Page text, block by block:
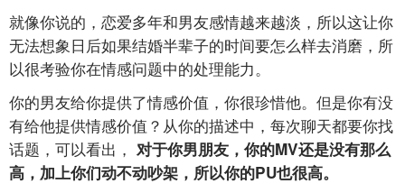
就像你说的，恋爱多年和男友感情越来越淡，所以这让你
无法想象日后如果结婚半辈子的时间要怎么样去消磨，所
以很考验你在情感问题中的处理能力。
你的男友给你提供了情感价值，你很珍惜他。但是你有没
有给他提供情感价值？从你的描述中，每次聊天都要你找
话题，可以看出， 对于你男朋友，你的MV还是没有那么
高，加上你们动不动吵架，所以你的PU也很高。